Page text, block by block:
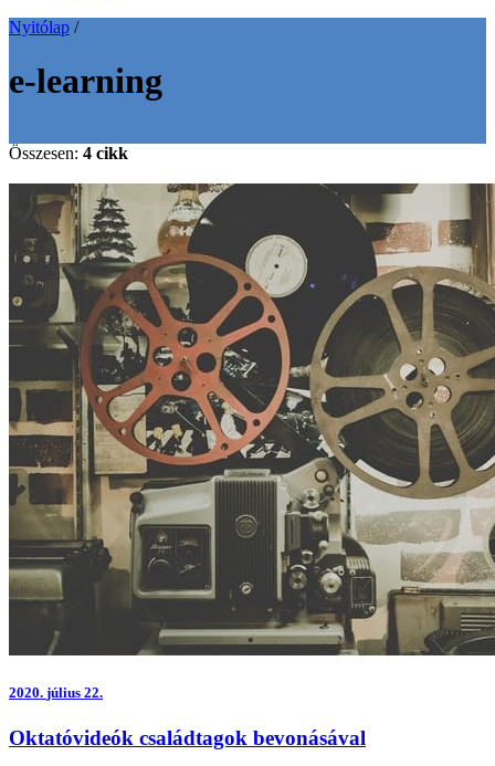
Nyitólap /
e-learning
Összesen: 4 cikk
2020. július 22.
Oktatóvideók családtagok bevonásával